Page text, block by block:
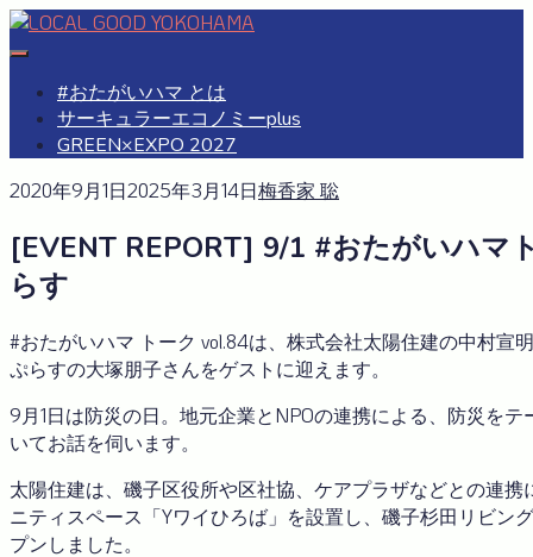
Skip
to
#おたがいハマ とは
サーキュラーエコノミーplus
GREEN×EXPO 2027
2020年9月1日2025年3月14日梅香家 聡
[EVENT REPORT] 9/1 #おたがいハ
らす
#おたがいハマ トーク vol.84は、株式会社太陽住建の中村宣
ぷらすの大塚朋子さんをゲストに迎えます。
9月1日は防災の日。地元企業とNPOの連携による、防災を
いてお話を伺います。
太陽住建は、磯子区役所や区社協、ケアプラザなどとの連
ニティスペース「Yワイひろば」を設置し、磯子杉田リビン
プンしました。